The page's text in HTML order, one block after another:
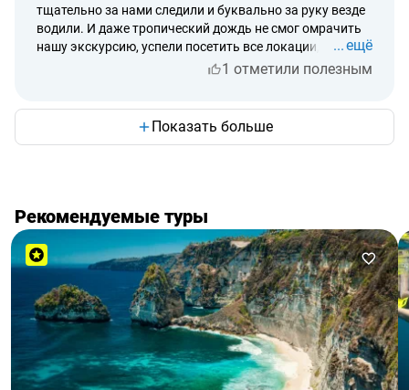
тщательно за нами следили и буквально за руку везде
водили. И даже тропический дождь не смог омрачить
нашу экскурсию, успели посетить все локации,
накормили вкусным обедом и сопроводили на лодку
ещё
1 отметили полезным
Показать больше
Рекомендуемые туры